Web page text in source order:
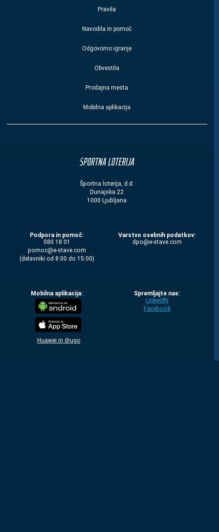
Pravila
Navodila in pomoč
Odgovorno igranje
Obvestila
Prodajna mesta
Mobilna aplikacija
Športna loterija, d.d.
Dunajska 22
1000 Ljubljana
Podpora in pomoč:
080 18 01
moc.evats-e@comop
(delavniki od 8:00 do 15:00)
Varstvo osebnih podatkov:
moc.evats-e@opd
Mobilna aplikacija:
Huawei in drugo
Spremljajte nas:
LinkedIN
Facebook